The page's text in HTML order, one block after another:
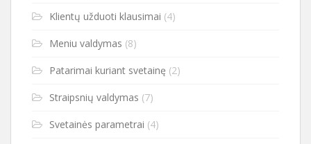
Klientų užduoti klausimai (4)
Meniu valdymas (8)
Patarimai kuriant svetainę (2)
Straipsnių valdymas (7)
Svetainės parametrai (4)